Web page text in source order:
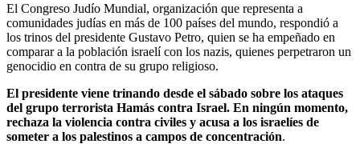
El Congreso Judío Mundial, organización que representa a
comunidades judías en más de 100 países del mundo, respondió a
los trinos del presidente Gustavo Petro, quien se ha empeñado en
comparar a la población israelí con los nazis, quienes perpetraron un
genocidio en contra de su grupo religioso.
El presidente viene trinando desde el sábado sobre los ataques
del grupo terrorista Hamás contra Israel. En ningún momento,
rechaza la violencia contra civiles y acusa a los israelíes de
someter a los palestinos a campos de concentración.